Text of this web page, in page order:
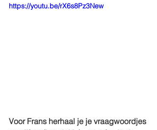
https://youtu.be/rX6s8Pz3New
Voor Frans herhaal je je vraagwoordjes